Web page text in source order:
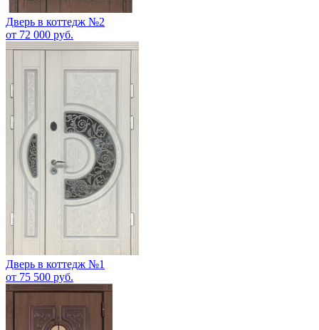
Дверь в коттедж №2
от 72 000 руб.
Дверь в коттедж №1
от 75 500 руб.